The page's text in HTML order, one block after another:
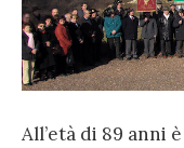
All’età di 89 anni